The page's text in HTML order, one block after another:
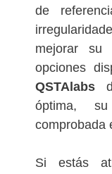
de
mejorar su
opciones
QSTAlabs
óptima,
comprobada
Si estás